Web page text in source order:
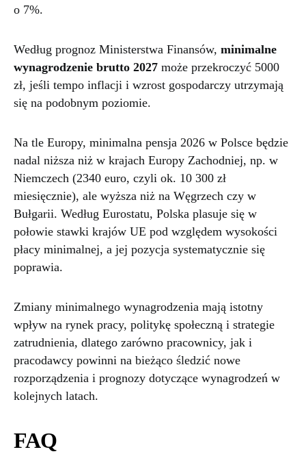
o 7%.
Według prognoz Ministerstwa Finansów, minimalne
wynagrodzenie brutto 2027 może przekroczyć 5000
zł, jeśli tempo inflacji i wzrost gospodarczy utrzymają
się na podobnym poziomie.
Na tle Europy, minimalna pensja 2026 w Polsce będzie
nadal niższa niż w krajach Europy Zachodniej, np. w
Niemczech (2340 euro, czyli ok. 10 300 zł
miesięcznie), ale wyższa niż na Węgrzech czy w
Bułgarii. Według Eurostatu, Polska plasuje się w
połowie stawki krajów UE pod względem wysokości
płacy minimalnej, a jej pozycja systematycznie się
poprawia.
Zmiany minimalnego wynagrodzenia mają istotny
wpływ na rynek pracy, politykę społeczną i strategie
zatrudnienia, dlatego zarówno pracownicy, jak i
pracodawcy powinni na bieżąco śledzić nowe
rozporządzenia i prognozy dotyczące wynagrodzeń w
kolejnych latach.
FAQ